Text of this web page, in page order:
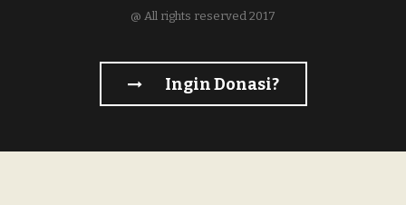
@ All rights reserved 2017
Ingin Donasi?